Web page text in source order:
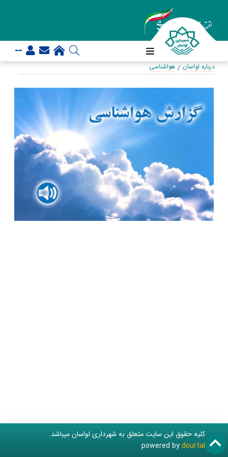
--
درباره لواسان هواشناسی
کلیه حقوق این سایت متعلق به شهرداری لواسان میباشد.
powered bydourtal